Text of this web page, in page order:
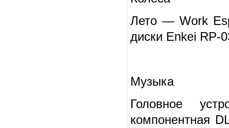
Лето — Work
диски Enkei RP-
Музыка
Головное
компонентная